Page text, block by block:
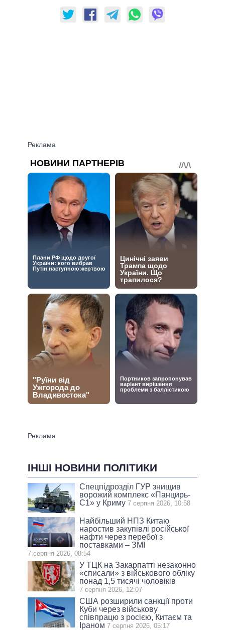
ІНШІ НОВИНИ ПОЛІТИКИ
Спецпідрозділ ГУР знищив
ворожий комплекс «Панцирь-
С1» у Криму 7 серпня 2026, 10:58
Найбільший НПЗ Китаю
наростив закупівлі російської
нафти через перебої з
поставками – ЗМІ
7 серпня 2026, 08:54
У ТЦК на Закарпатті незаконно
«списали» з військового обліку
понад 1,5 тисячі чоловіків
7 серпня 2026, 12:07
США розширили санкції проти
Куби через військову
співпрацю з росією, Китаєм та
Іраном 7 серпня 2026, 05:17